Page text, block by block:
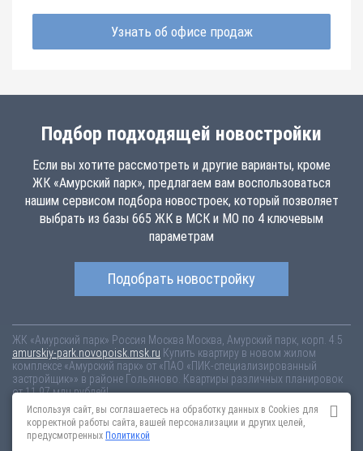
Узнать об офисе продаж
Подбор подходящей новостройки
Если вы хотите рассмотреть и другие варианты, кроме
ЖК «Амурский парк», предлагаем вам воспользоваться
нашим сервисом подбора новостроек, который позволяет
выбрать из базы 665 ЖК в МСК и МО по 4 ключевым
параметрам
Подобрать новостройку
ЖК «Амурский парк» Россия Москва Москва, Амурский парк, корп. 4.5
amurskiy-park.novopoisk.msk.ru Купить квартиру в новом жилом
комплексе «Амурский парк» от «ПАО «ПИК-специализированный
застройщик»» в районе Гольяново. Квартиры различных планировок
от 11.97 млн рублей!
Новостройки Санкт-ПетербургаНовостройки Москвы
Информация на сайте взята из открытых источников, не является
Используя сайт, вы соглашаетесь на обработку данных в Cookies для
корректной работы сайта, вашей персонализации и других целей,
предусмотренных Политикой